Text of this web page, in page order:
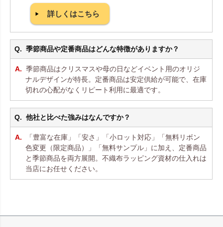
詳しくはこちら
季節商品や定番商品はどんな特徴がありますか？
季節商品はクリスマスや母の日などイベント用のオリジ
ナルデザインが特長。定番商品は安定供給が可能で、在庫
切れの心配がなくリピート利用に最適です。
他社と比べた強みはなんですか？
「豊富な在庫」「安さ」「小ロット対応」「無料リボン
色変更（限定商品）」「無料サンプル」に加え、定番商品
と季節商品を両方展開。不織布ラッピング資材の仕入れは
当店にお任せください。